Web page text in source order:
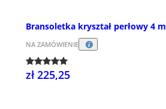
Bransoletka kryształ perłowy 4
NA ZAMÓWIENIE
zł 225,25